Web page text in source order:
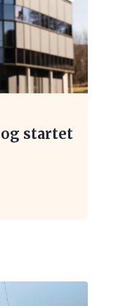
og startet